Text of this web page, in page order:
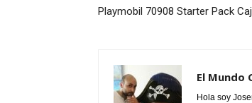
Playmobil 70908 Starter Pack
El Mundo
Hola soy